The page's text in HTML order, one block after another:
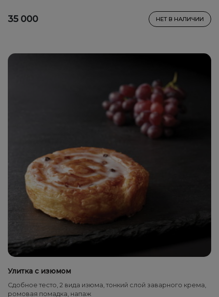
35 000 НЕТ В НАЛИЧИИ
Улитка с изюмом
Сдобное тесто, 2 вида изюма, тонкий слой заварного крема,
ромовая помадка, напаж